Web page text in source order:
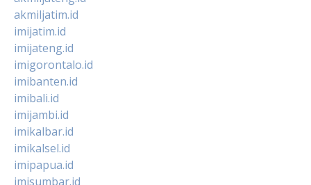
akmiljatim.id
imijatim.id
imijateng.id
imigorontalo.id
imibanten.id
imibali.id
imijambi.id
imikalbar.id
imikalsel.id
imipapua.id
imisumbar.id